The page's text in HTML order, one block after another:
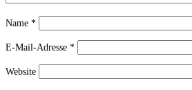
Name *
E-Mail-Adresse *
Website